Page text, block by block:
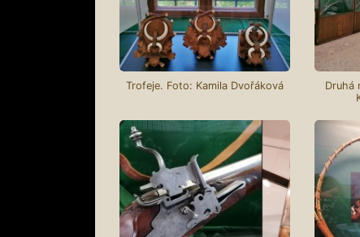
Trofeje. Foto: Kamila Dvořáková
Druhá